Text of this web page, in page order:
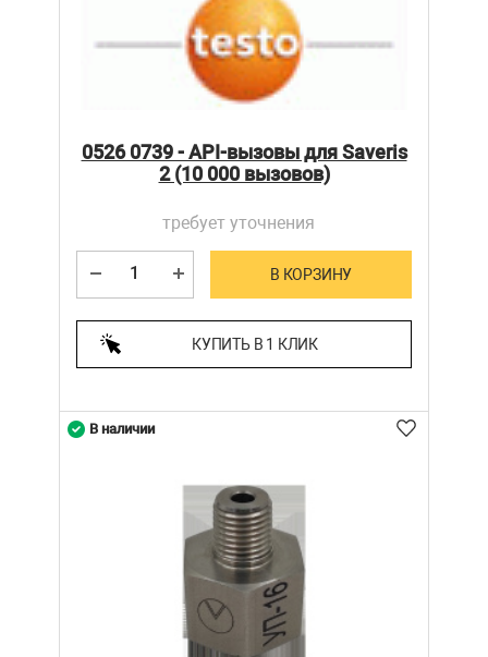
0526 0739 - API-вызовы для Saveris
2 (10 000 вызовов)
требует уточнения
В КОРЗИНУ
КУПИТЬ В 1 КЛИК
В наличии